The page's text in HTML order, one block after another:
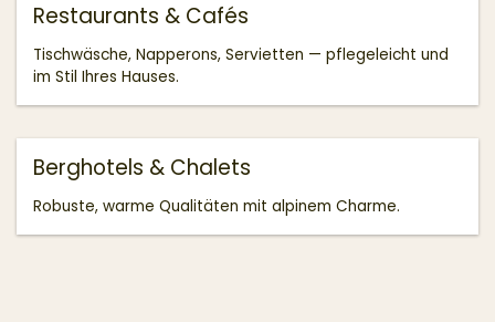
Restaurants & Cafés
Tischwäsche, Napperons, Servietten — pflegeleicht und
im Stil Ihres Hauses.
Berghotels & Chalets
Robuste, warme Qualitäten mit alpinem Charme.